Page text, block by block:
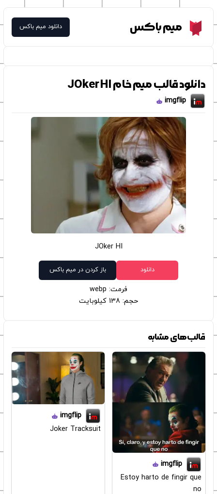
Meme Boxمیم باکس دانلود میم باکس
دانلود قالب میم خام JOker HI
imgflip
JOker HI
دانلود باز کردن در میم باکس
فرمت: webp
حجم: 138 کیلوبایت
قالب‌های مشابه
imgflip
Estoy harto de fingir que
no
imgflip
Joker Tracksuit